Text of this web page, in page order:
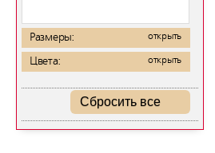
Размеры: открыть
Цвета: открыть
Сбросить все